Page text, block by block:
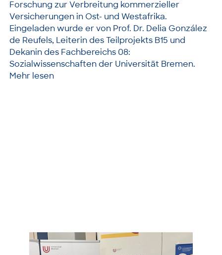
Forschung zur Verbreitung kommerzieller
Versicherungen in Ost- und Westafrika.
Eingeladen wurde er von Prof. Dr. Delia González
de Reufels, Leiterin des Teilprojekts B15 und
Dekanin des Fachbereichs 08:
Sozialwissenschaften der Universität Bremen.
Mehr lesen